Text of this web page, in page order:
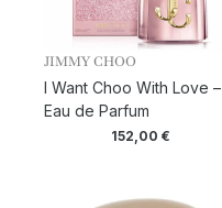
JIMMY CHOO
I Want Choo With Love –
Eau de Parfum
152,00 €